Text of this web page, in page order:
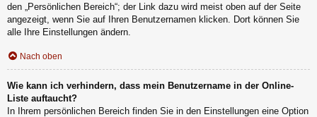
den „Persönlichen Bereich“; der Link dazu wird meist oben auf der Seite
angezeigt, wenn Sie auf Ihren Benutzernamen klicken. Dort können Sie
alle Ihre Einstellungen ändern.
Nach oben
Wie kann ich verhindern, dass mein Benutzername in der Online-
Liste auftaucht?
In Ihrem persönlichen Bereich finden Sie in den Einstellungen eine Option